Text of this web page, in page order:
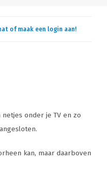
of maak een login aan!
onder je TV en zo
kan, maar daarboven